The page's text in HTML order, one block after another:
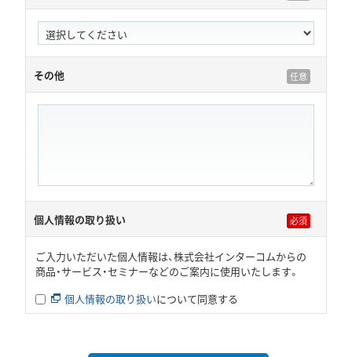
その他
個人情報の取り扱い
ご入力いただいた個人情報は、株式会社インターコムからの
商品・サービス・セミナーなどのご案内に使用いたします。
個人情報の取り扱いについて同意する